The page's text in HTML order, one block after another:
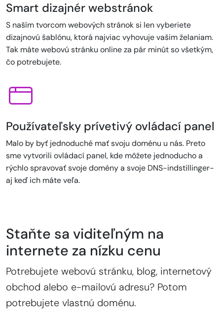
Smart dizajnér webstránok
S naším tvorcom webových stránok si len vyberiete
dizajnovú šablónu, ktorá najviac vyhovuje vašim želaniam.
Tak máte webovú stránku online za pár minút so všetkým,
čo potrebujete.
Používateľsky prívetivý ovládací panel
Malo by byť jednoduché mať svoju doménu u nás. Preto
sme vytvorili ovládací panel, kde môžete jednoducho a
rýchlo spravovať svoje domény a svoje DNS-indstillinger-
aj keď ich máte veľa.
Staňte sa viditeľným na
internete za nízku cenu
Potrebujete webovú stránku, blog, internetový
obchod alebo e-mailovú adresu? Potom
potrebujete vlastnú doménu.